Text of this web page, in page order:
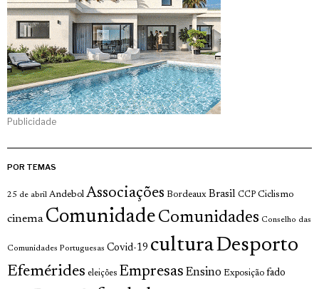
Publicidade
POR TEMAS
25 de abril Andebol Associações Bordeaux Brasil CCP Ciclismo
cinema Comunidade Comunidades Conselho das
Comunidades Portuguesas Covid-19 culturaDesporto
Efemérides eleições Empresas Ensino Exposição fado